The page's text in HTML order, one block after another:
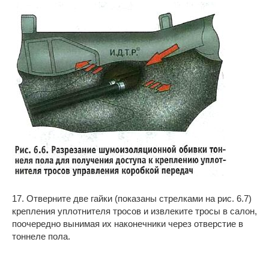
17. Отверните две гайки (показаны стрелками на рис. 6.7)
крепления уплотнителя тросов и извлеките тросы в салон,
поочередно вынимая их наконечники через отверстие в
тоннеле пола.